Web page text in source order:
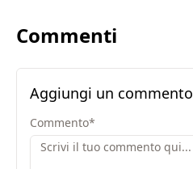
Commenti
Aggiungi un commento
Commento*